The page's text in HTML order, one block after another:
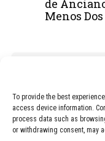
To provide the best
access device information.
process data such as
or withdrawing consent, may
de
Menos